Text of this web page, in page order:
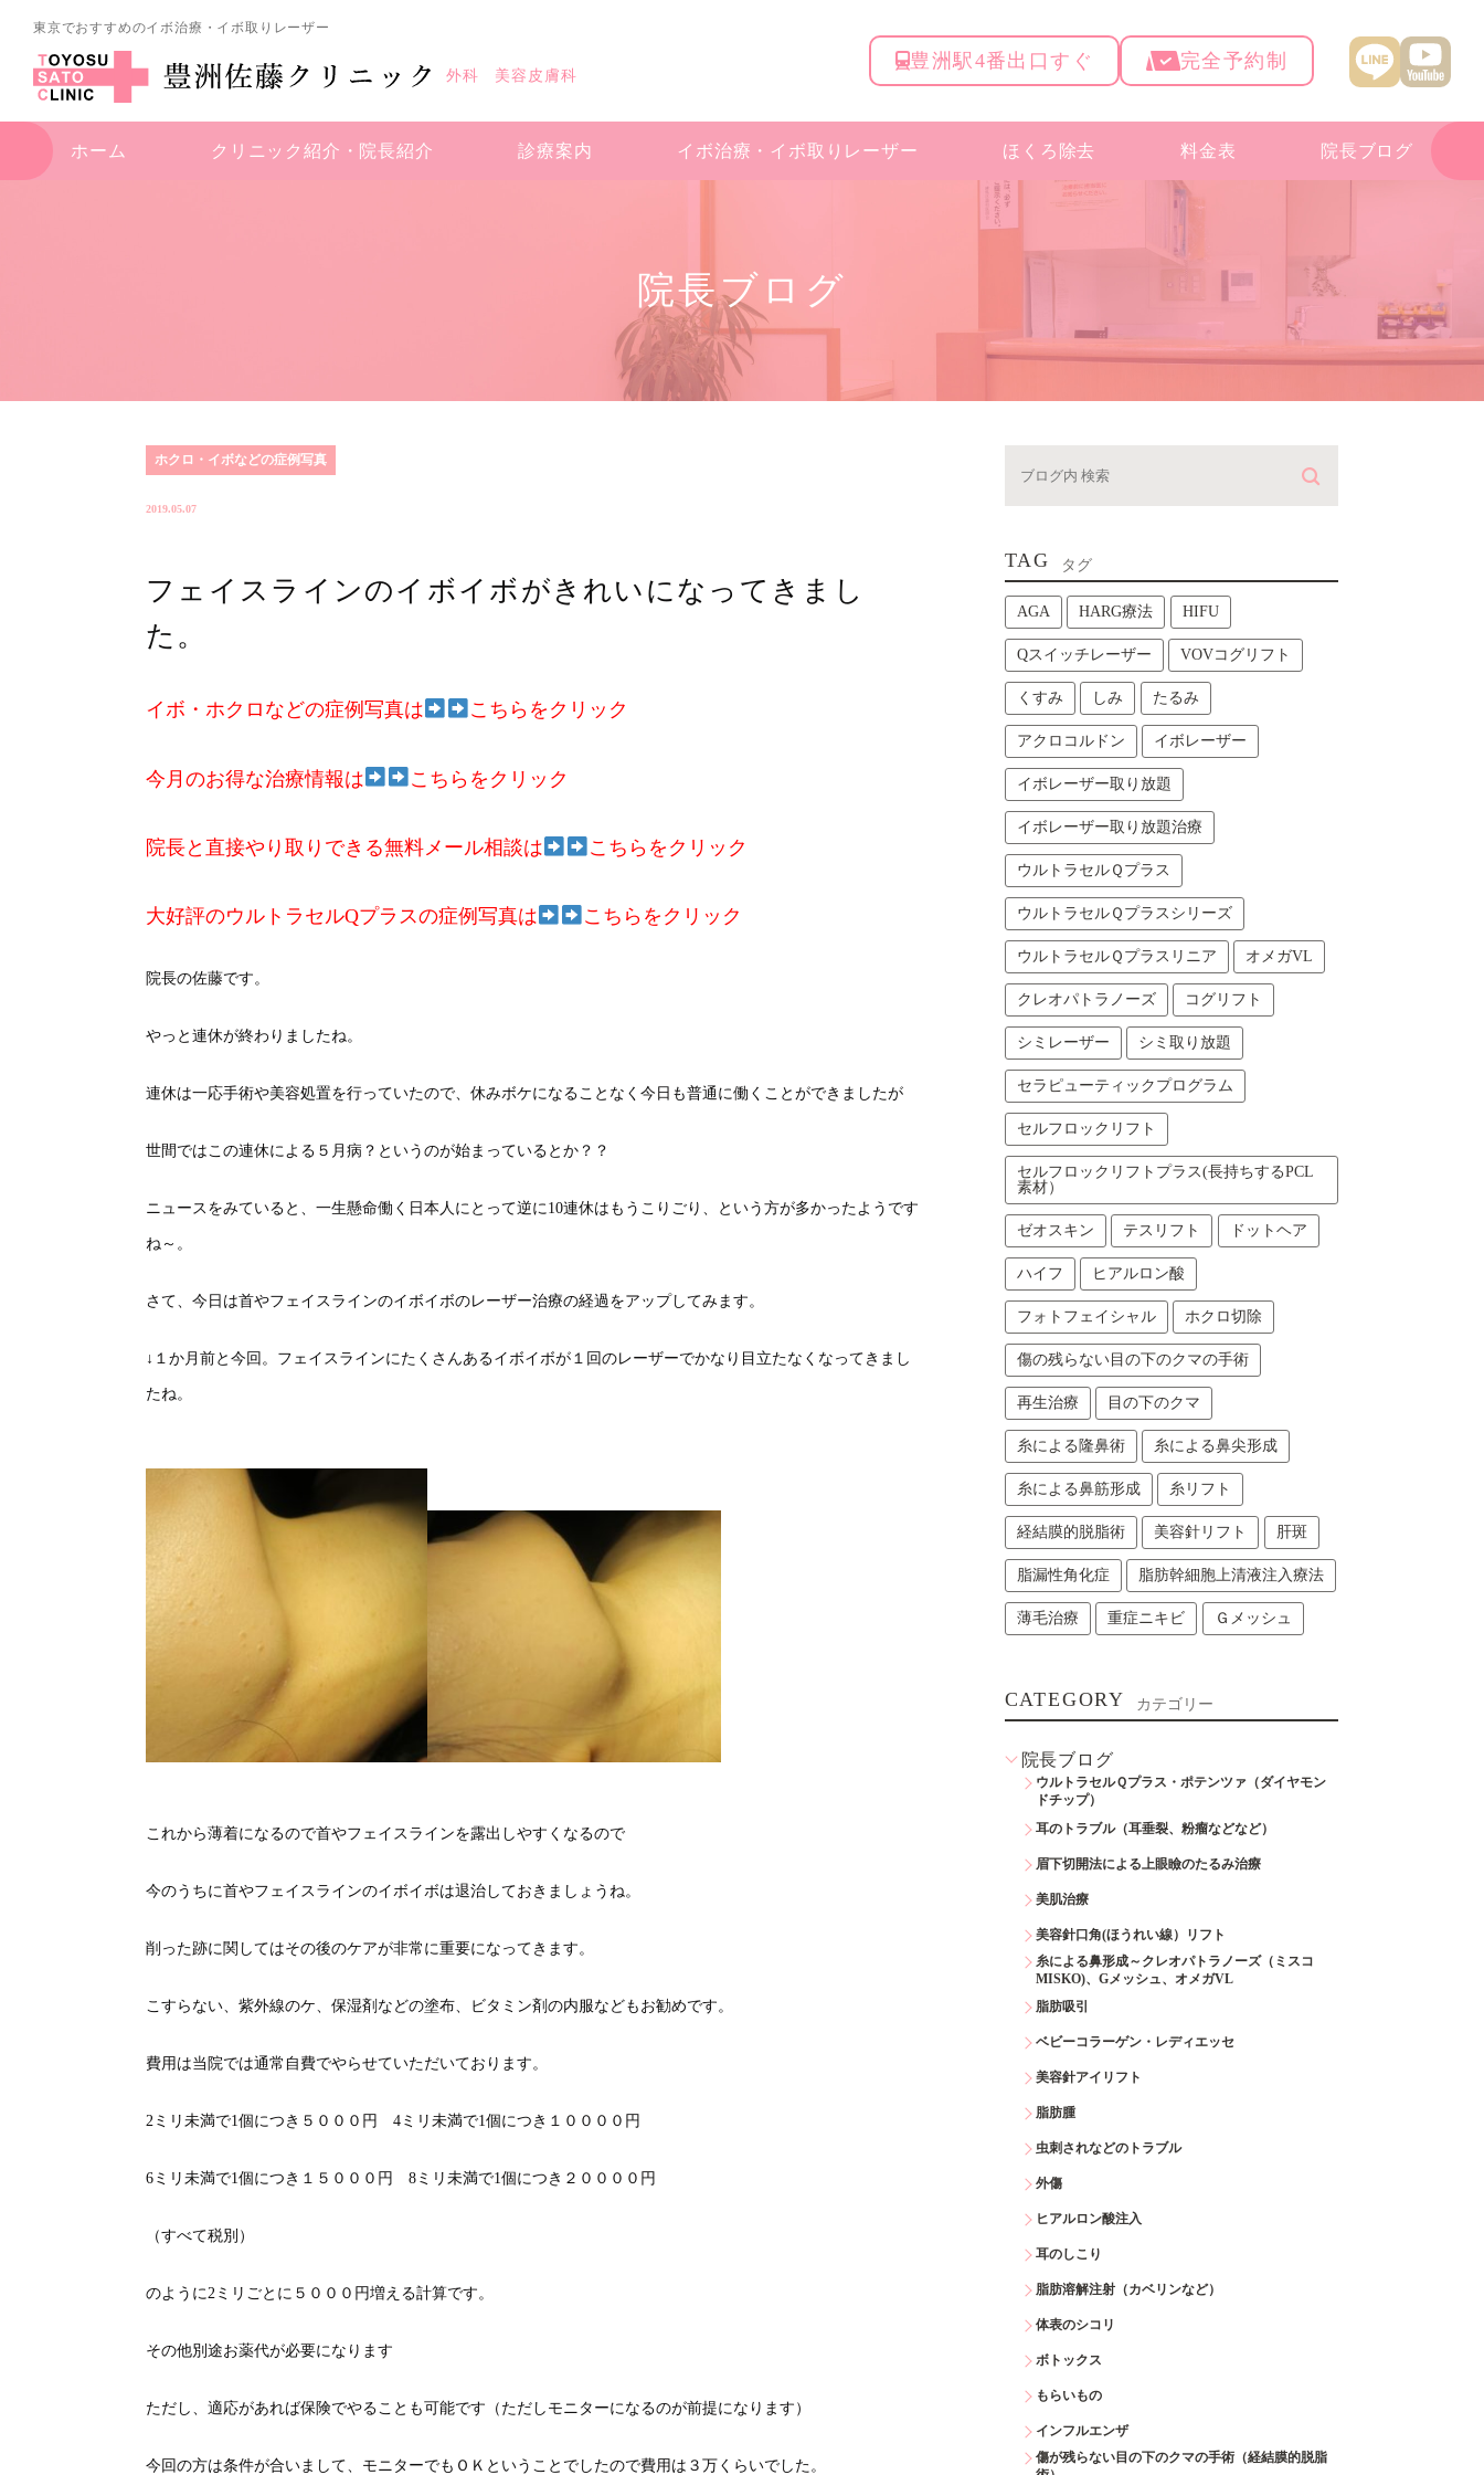
東京でおすすめのイボ治療・イボ取りレーザー
外科 美容皮膚科
豊洲駅4番出口すぐ 完全予約制
ホーム クリニック紹介・ 院長紹介 診療案内 イボ治療・ イボ取りレーザー ほくろ除去 料金表 院長ブログ
院長ブログ
ホクロ・イボなどの症例写真
2019.05.07
フェイスラインのイボイボがきれいになってきまし
た。
イボ・ホクロなどの症例写真は こちらをクリック
今月のお得な治療情報は こちらをクリック
院長と直接やり取りできる無料メール相談は こちらをクリック
大好評のウルトラセルQプラスの症例写真は こちらをクリック
院長の佐藤です。
やっと連休が終わりましたね。
連休は一応手術や美容処置を行っていたので、休みボケになることなく今日も普通に働くことができましたが
世間ではこの連休による５月病？というのが始まっているとか？？
ニュースをみていると、一生懸命働く日本人にとって逆に10連休はもうこりごり、という方が多かったようです
ね～。
さて、今日は首やフェイスラインのイボイボのレーザー治療の経過をアップしてみます。
↓１か月前と今回。フェイスラインにたくさんあるイボイボが１回のレーザーでかなり目立たなくなってきまし
たね。
これから薄着になるので首やフェイスラインを露出しやすくなるので
今のうちに首やフェイスラインのイボイボは退治しておきましょうね。
削った跡に関してはその後のケアが非常に重要になってきます。
こすらない、紫外線のケ、保湿剤などの塗布、ビタミン剤の内服などもお勧めです。
費用は当院では通常自費でやらせていただいております。
2ミリ未満で1個につき５０００円 4ミリ未満で1個につき１００００円
6ミリ未満で1個につき１５０００円 8ミリ未満で1個につき２００００円
（すべて税別）
のように2ミリごとに５０００円増える計算です。
その他別途お薬代が必要になります
ただし、適応があれば保険でやることも可能です（ただしモニターになるのが前提になります）
今回の方は条件が合いまして、モニターでもＯＫということでしたので費用は３万くらいでした。
TAG タグ
AGA HARG療法 HIFU
Qスイッチレーザー VOVコグリフト
くすみ しみ たるみ
アクロコルドン イボレーザー
イボレーザー取り放題
イボレーザー取り放題治療
ウルトラセルＱプラス
ウルトラセルＱプラスシリーズ
ウルトラセルＱプラスリニア オメガVL
クレオパトラノーズ コグリフト
シミレーザー シミ取り放題
セラピューティックプログラム
セルフロックリフト
セルフロックリフトプラス(長持ちするPCL
素材）
ゼオスキン テスリフト ドットヘア
ハイフ ヒアルロン酸
フォトフェイシャル ホクロ切除
傷の残らない目の下のクマの手術
再生治療 目の下のクマ
糸による隆鼻術 糸による鼻尖形成
糸による鼻筋形成 糸リフト
経結膜的脱脂術 美容針リフト 肝斑
脂漏性角化症 脂肪幹細胞上清液注入療法
薄毛治療 重症ニキビ Ｇメッシュ
CATEGORY カテゴリー
院長ブログ
ウルトラセルＱプラス・ポテンツァ（ダイヤモン
ドチップ）
耳のトラブル（耳垂裂、粉瘤などなど）
眉下切開法による上眼瞼のたるみ治療
美肌治療
美容針口角(ほうれい線）リフト
糸による鼻形成～クレオパトラノーズ（ミスコ
MISKO)、Gメッシュ、オメガVL
脂肪吸引
ベビーコラーゲン・レディエッセ
美容針アイリフト
脂肪腫
虫刺されなどのトラブル
外傷
ヒアルロン酸注入
耳のしこり
脂肪溶解注射（カベリンなど）
体表のシコリ
ボトックス
もらいもの
インフルエンザ
傷が残らない目の下のクマの手術（経結膜的脱脂